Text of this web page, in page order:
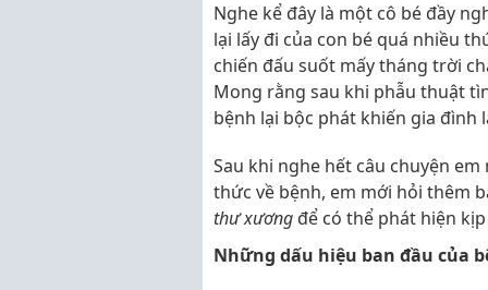
Nghe kể đây là một cô bé đầy
lại lấy đi của con bé quá nhiều
chiến đấu suốt mấy tháng trời
Mong rằng sau khi phẫu thuật
bệnh lại bộc phát khiến gia đình
Sau khi nghe hết câu chuyện
thức về bệnh, em mới hỏi thêm
thư xương để có thể phát hiện
Những dấu hiệu ban đầu của